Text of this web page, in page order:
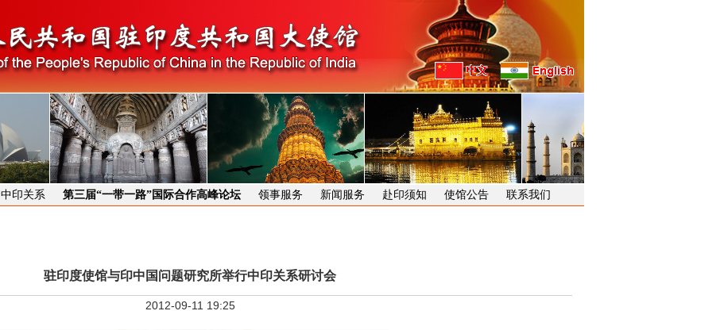
中印关系 第三届“一带一路”国际合作高峰论坛 领事服务 新闻服务 赴印须知 使馆公告 联系我们
驻印度使馆与印中国问题研究所举行中印关系研讨会
2012-09-11 19:25